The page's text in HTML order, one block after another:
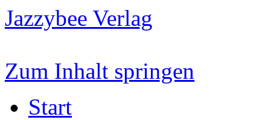
Jazzybee Verlag
Zum Inhalt springen
Start